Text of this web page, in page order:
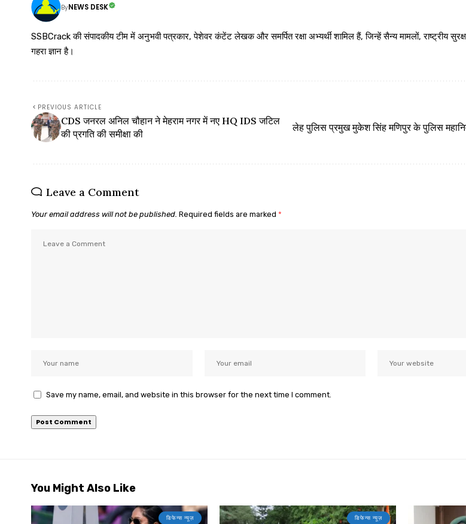
ByNEWS DESK
SSBCrack की संपादकीय टीम में अनुभवी पत्रकार, पेशेवर कंटेंट लेखक और समर्पित रक्षा अभ्यर्थी शामिल हैं, जिन्हें सैन्य मामलों, राष्ट्रीय
गहरा ज्ञान है।
PREVIOUS ARTICLE
CDS जनरल अनिल चौहान ने मेहराम नगर में नए HQ IDS जटिल
की प्रगति की समीक्षा की
लेह पुलिस प्रमुख मुकेश सिंह मणिपुर के पुलिस
Leave a Comment
Your email address will not be published. Required fields are marked *
Save my name, email, and website in this browser for the next time I comment.
You Might Also Like
डिफेन्स न्यूज़ डिफेन्स न्यूज़